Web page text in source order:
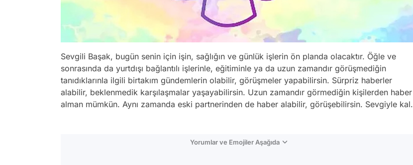
Sevgili Başak, bugün senin için işin, sağlığın ve günlük işlerin ön planda olacaktır. Öğle ve
sonrasında da yurtdışı bağlantılı işlerinle, eğitiminle ya da uzun zamandır görüşmediğin
tanıdıklarınla ilgili birtakım gündemlerin olabilir, görüşmeler yapabilirsin. Sürpriz haberler
alabilir, beklenmedik karşılaşmalar yaşayabilirsin. Uzun zamandır görmediğin kişilerden haber
alman mümkün. Aynı zamanda eski partnerinden de haber alabilir, görüşebilirsin. Sevgiyle kal.
Yorumlar ve Emojiler Aşağıda